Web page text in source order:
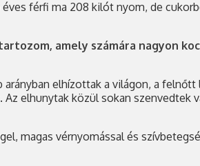
férfi ma 208 kilót nyom, de
amely számára nagyon
arányban elhízottak a világon, a
elhunytak közül sokan szenvedtek
magas vérnyomással és